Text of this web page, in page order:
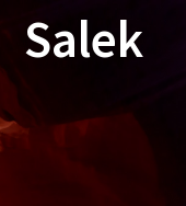
Salek